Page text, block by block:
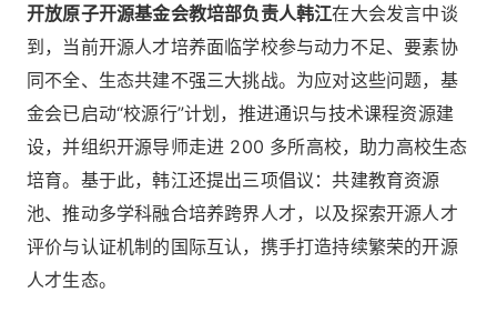
开放原子开源基金会教培部负责人韩江在大会发言中谈
到，当前开源人才培养面临学校参与动力不足、要素协
同不全、生态共建不强三大挑战。为应对这些问题，基
金会已启动“校源行”计划，推进通识与技术课程资源建
设，并组织开源导师走进 200 多所高校，助力高校生态
培育。基于此，韩江还提出三项倡议：共建教育资源
池、推动多学科融合培养跨界人才，以及探索开源人才
评价与认证机制的国际互认，携手打造持续繁荣的开源
人才生态。